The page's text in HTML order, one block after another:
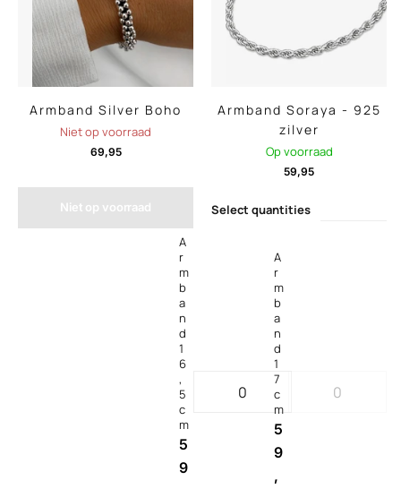
Armband Silver Boho
Niet op voorraad
69,95
Niet op voorraad
Armband Soraya - 925
zilver
Op voorraad
59,95
Select quantities
A
r
m
b
a
n
d
1
6
,
5
c
m
5
9
A
r
m
b
a
n
d
1
7
c
m
5
9
,